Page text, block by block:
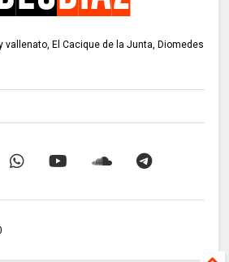
vallenato, El Cacique de la Junta, Diomedes